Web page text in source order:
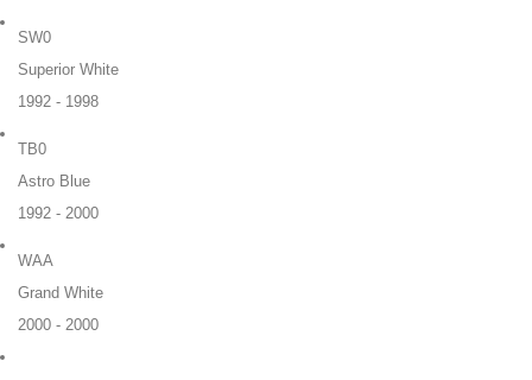
SW0
Superior White
1992 - 1998
TB0
Astro Blue
1992 - 2000
WAA
Grand White
2000 - 2000